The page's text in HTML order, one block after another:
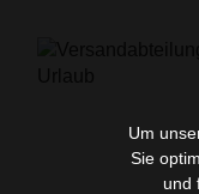
Um
Sie
und